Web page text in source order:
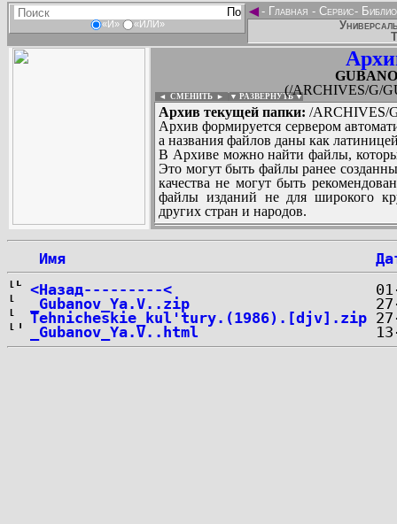
«И» «ИЛИ»
◄- Главная - Сервис-
(/ARCHIVES/G/
◄ СМЕНИТЬ ► ▼ РАЗВЕРНУТЬ ▼
Архив текущей папки: /ARCHIVES/
Архив формируется сервером
а названия файлов даны как
В Архиве можно найти файлы,
Это могут быть файлы ранее
качества не могут быть
файлы изданий не для широкого
других стран и народов.
Имя
<Назад---------<
_Gubanov_Ya.V..zip
Tehnicheskie_kul'tury.(1986).[djv].zip
_Gubanov_Ya.V..html